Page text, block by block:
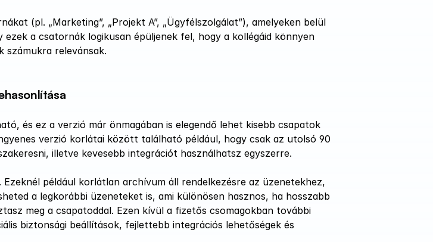
(pl. „Marketing”, „Projekt A”, „Ügyfélszolgálat”), amelyeken belül
a csatornák logikusan épüljenek fel, hogy a kollégáid könnyen
számukra relevánsak.
és ez a verzió már önmagában is elegendő lehet kisebb csapatok
verzió korlátai között található például, hogy csak az utolsó 90
illetve kevesebb integrációt használhatsz egyszerre.
például korlátlan archívum áll rendelkezésre az üzenetekhez,
a legkorábbi üzeneteket is, ami különösen hasznos, ha hosszabb
meg a csapatoddal. Ezen kívül a fizetős csomagokban további
biztonsági beállítások, fejlettebb integrációs lehetőségek és